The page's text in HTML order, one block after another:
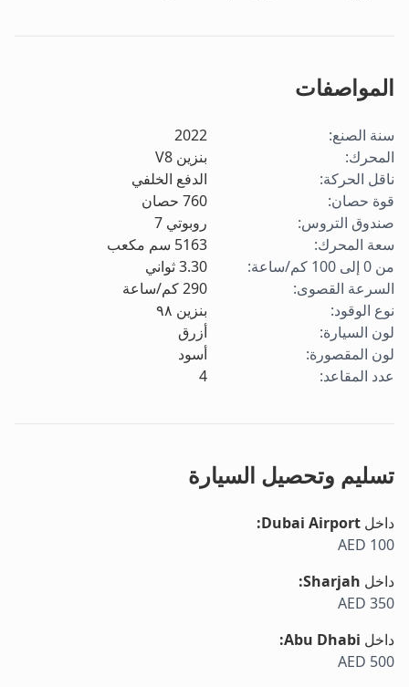
المواصفات
سنة الصنع:
2022
المحرك:
بنزين V8
ناقل الحركة:
الدفع الخلفي
قوة حصان:
760 حصان
صندوق التروس:
روبوتي 7
سعة المحرك:
5163 سم مكعب
من 0 إلى 100 كم/ساعة
:
3.30ثواني
السرعة القصوى:
290كم/ساعة
نوع الوقود:
بنزين ٩٨
لون السيارة:
أزرق
لون المقصورة:
أسود
عدد المقاعد:
4
تسليم وتحصيل السيارة
داخل Dubai Airport
:
AED 100
داخل Sharjah
:
AED 350
داخل Abu Dhabi
:
AED 500